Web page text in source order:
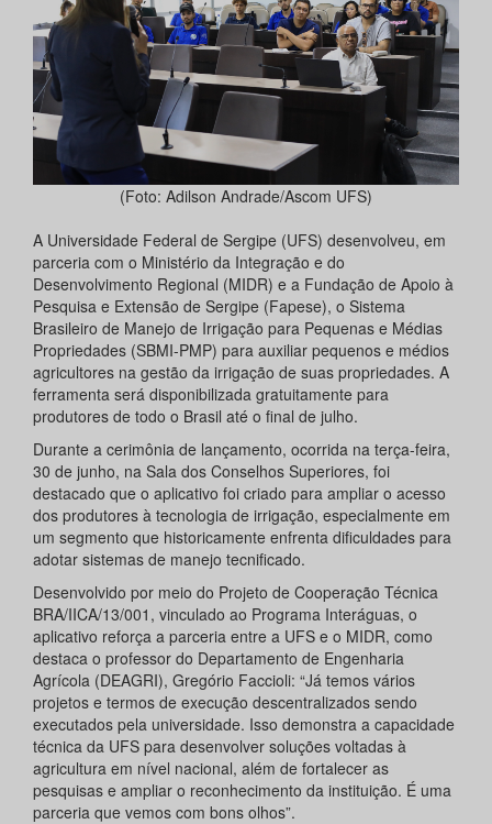
(Foto: Adilson Andrade/Ascom UFS)
A Universidade Federal de Sergipe (UFS) desenvolveu, em
parceria com o Ministério da Integração e do
Desenvolvimento Regional (MIDR) e a Fundação de Apoio à
Pesquisa e Extensão de Sergipe (Fapese), o Sistema
Brasileiro de Manejo de Irrigação para Pequenas e Médias
Propriedades (SBMI-PMP) para auxiliar pequenos e médios
agricultores na gestão da irrigação de suas propriedades. A
ferramenta será disponibilizada gratuitamente para
produtores de todo o Brasil até o final de julho.
Durante a cerimônia de lançamento, ocorrida na terça-feira,
30 de junho, na Sala dos Conselhos Superiores, foi
destacado que o aplicativo foi criado para ampliar o acesso
dos produtores à tecnologia de irrigação, especialmente em
um segmento que historicamente enfrenta dificuldades para
adotar sistemas de manejo tecnificado.
Desenvolvido por meio do Projeto de Cooperação Técnica
BRA/IICA/13/001, vinculado ao Programa Interáguas, o
aplicativo reforça a parceria entre a UFS e o MIDR, como
destaca o professor do Departamento de Engenharia
Agrícola (DEAGRI), Gregório Faccioli: “Já temos vários
projetos e termos de execução descentralizados sendo
executados pela universidade. Isso demonstra a capacidade
técnica da UFS para desenvolver soluções voltadas à
agricultura em nível nacional, além de fortalecer as
pesquisas e ampliar o reconhecimento da instituição. É uma
parceria que vemos com bons olhos”.